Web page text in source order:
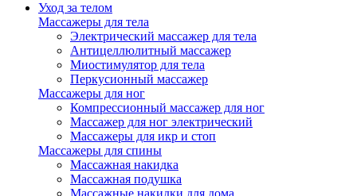
Уход за телом
Массажеры для тела
Электрический массажер для тела
Антицеллюлитный массажер
Миостимулятор для тела
Перкусионный массажер
Массажеры для ног
Компрессионный массажер для ног
Массажер для ног электрический
Массажеры для икр и стоп
Массажеры для спины
Массажная накидка
Массажная подушка
Массажные накидки для дома